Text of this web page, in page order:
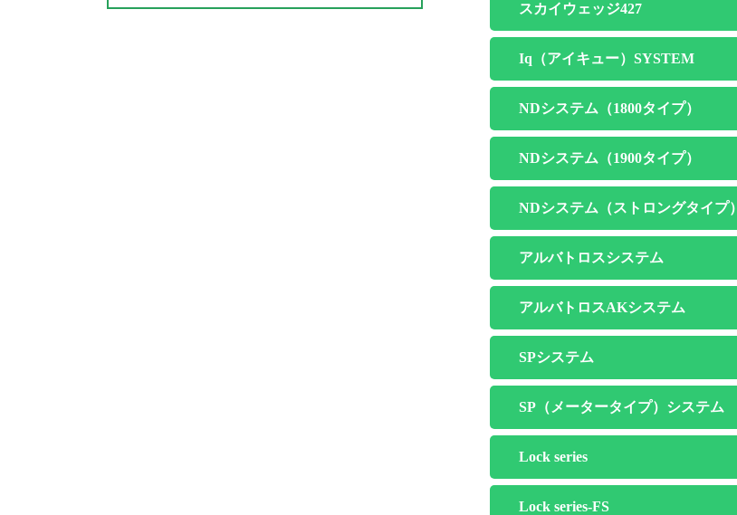
スカイウェッジ427
Iq（アイキュー）SYSTEM
NDシステム（1800タイプ）
NDシステム（1900タイプ）
NDシステム（ストロングタイプ）
アルバトロスシステム
アルバトロスAKシステム
SPシステム
SP（メータータイプ）システム
Lock series
Lock series-FS